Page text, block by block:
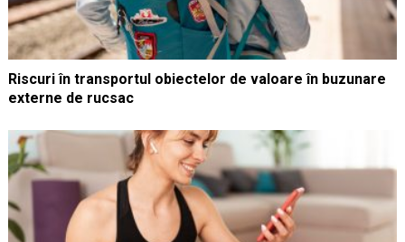
Riscuri în transportul obiectelor de valoare în buzunare
externe de rucsac